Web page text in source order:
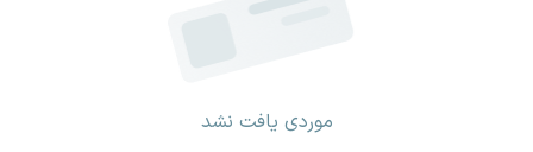
موردی یافت نشد